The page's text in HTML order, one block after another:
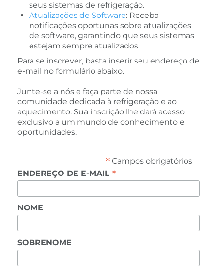
seus sistemas de refrigeração.
Atualizações de Software: Receba
notificações oportunas sobre atualizações
de software, garantindo que seus sistemas
estejam sempre atualizados.
Para se inscrever, basta inserir seu endereço de
e-mail no formulário abaixo.
Junte-se a nós e faça parte de nossa
comunidade dedicada à refrigeração e ao
aquecimento. Sua inscrição lhe dará acesso
exclusivo a um mundo de conhecimento e
oportunidades.
*Campos obrigatórios
ENDEREÇO DE E-MAIL *
NOME
SOBRENOME